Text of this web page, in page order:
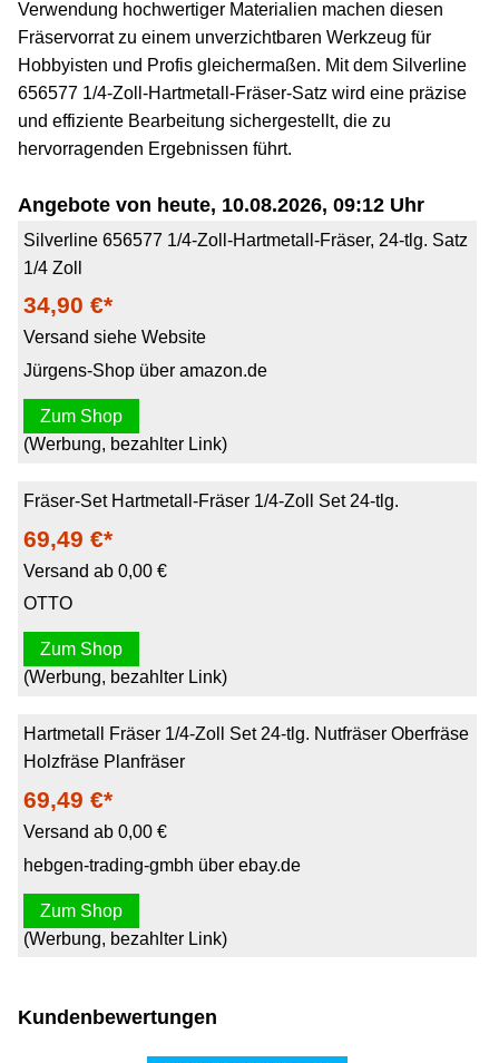
Verwendung hochwertiger Materialien machen diesen
Fräservorrat zu einem unverzichtbaren Werkzeug für
Hobbyisten und Profis gleichermaßen. Mit dem Silverline
656577 1/4-Zoll-Hartmetall-Fräser-Satz wird eine präzise
und effiziente Bearbeitung sichergestellt, die zu
hervorragenden Ergebnissen führt.
Angebote von heute, 10.08.2026, 09:12 Uhr
Silverline 656577 1/4-Zoll-Hartmetall-Fräser, 24-tlg. Satz
1/4 Zoll
34,90 €*
Versand siehe Website
Jürgens-Shop über amazon.de
Zum Shop
(Werbung, bezahlter Link)
Fräser-Set Hartmetall-Fräser 1/4-Zoll Set 24-tlg.
69,49 €*
Versand ab 0,00 €
OTTO
Zum Shop
(Werbung, bezahlter Link)
Hartmetall Fräser 1/4-Zoll Set 24-tlg. Nutfräser Oberfräse
Holzfräse Planfräser
69,49 €*
Versand ab 0,00 €
hebgen-trading-gmbh über ebay.de
Zum Shop
(Werbung, bezahlter Link)
Kundenbewertungen